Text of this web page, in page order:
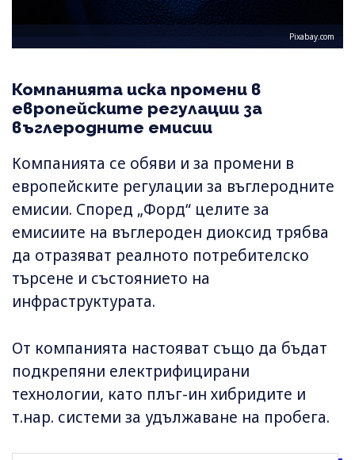
Pixabay.com
Компанията иска промени в
европейските регулации за
въглеродните емисии
Компанията се обяви и за промени в
европейските регулации за въглеродните
емисии. Според „Форд“ целите за
емисиите на въглероден диоксид трябва
да отразяват реалното потребителско
търсене и състоянието на
инфраструктурата.
От компанията настояват също да бъдат
подкрепяни електрифицирани
технологии, като плъг-ин хибридите и
т.нар. системи за удължаване на пробега.